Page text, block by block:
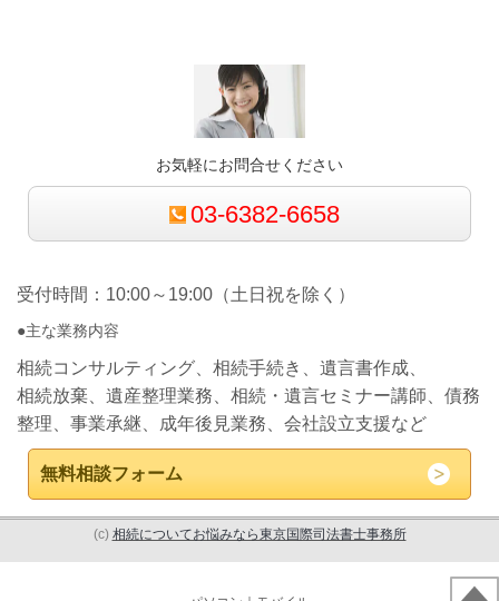
お気軽にお問合せください
03-6382-6658
受付時間：10:00～19:00（土日祝を除く）
●主な業務内容
相続コンサルティング、相続手続き、遺言書作成、
相続放棄、遺産整理業務、相続・遺言セミナー講師、債務
整理、事業承継、成年後見業務、会社設立支援など
無料相談フォーム
(c) 相続についてお悩みなら東京国際司法書士事務所